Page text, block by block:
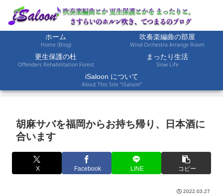
ホーム
Home (Blog)
吹奏楽編曲の部屋
Wind Orchestra Arrange Room
更生保護の杜
Offenders Rehabilitation Forest
まったり生活
Slow Life
iSaloon について
About This Site “iSaloon”
胡麻サバを福岡からお持ち帰り、日本酒に
合います
X Facebook LINE コピー
2022.03.27